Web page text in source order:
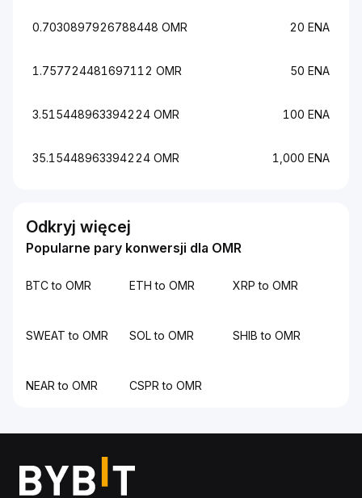
0.7030897926788448 OMR 20 ENA
1.757724481697112 OMR 50 ENA
3.515448963394224 OMR 100 ENA
35.15448963394224 OMR 1,000 ENA
Odkryj więcej
Popularne pary konwersji dla OMR
BTC to OMR ETH to OMR XRP to OMR
SWEAT to OMR SOL to OMR SHIB to OMR
NEAR to OMR CSPR to OMR